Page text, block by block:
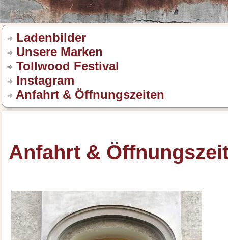
Ladenbilder
Unsere Marken
Tollwood Festival
Instagram
Anfahrt & Öffnungszeiten
Anfahrt &